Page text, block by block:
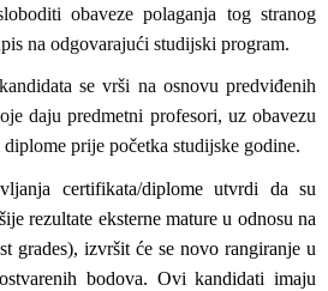
obaveze polaganja tog stranog
na odgovarajući studijski program.
se vrši na osnovu predviđenih
daju predmetni profesori, uz obavezu
prije početka studijske godine.
certifikata/diplome utvrdi da su
rezultate eksterne mature u odnosu na
grades), izvršit će se novo rangiranje u
bodova. Ovi kandidati imaju